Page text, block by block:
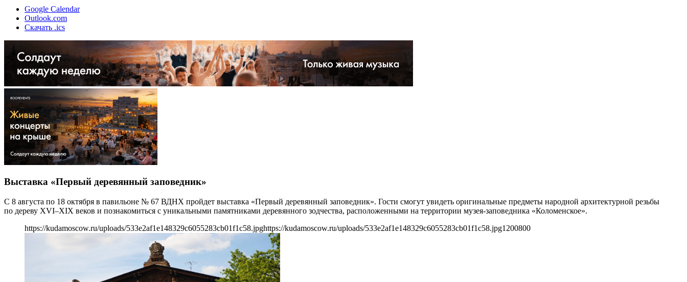
Google Calendar
Outlook.com
Скачать .ics
Выставка «Первый деревянный заповедник»
С 8 августа по 18 октября в павильоне № 67 ВДНХ пройдет выставка «Первый деревянный заповедник». Гости смогут увидеть оригинальные предметы народной архитектурной резьбы
по дереву XVI–XIX веков и познакомиться с уникальными памятниками деревянного зодчества, расположенными на территории музея-заповедника «Коломенское».
https://kudamoscow.ru/uploads/533e2af1e148329c6055283cb01f1c58.jpghttps://kudamoscow.ru/uploads/533e2af1e148329c6055283cb01f1c58.jpg1200800